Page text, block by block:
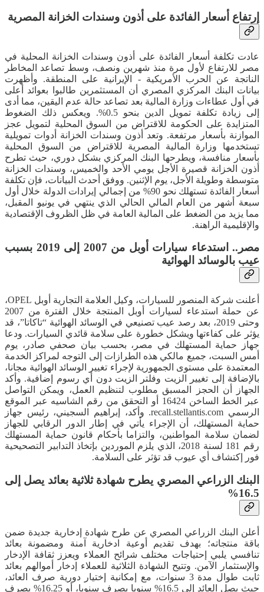
إرتفاع أسعار الفائدة على أذون وسندات الخزانة المصرية
عادت تكلفة أسعار الفائدة على أذون وسندات الخزانة المحلية في
مصر للارتفاع لأول مرة منذ شهرين ونصف، وسط تصاعد المخاطر
الناتجة عن الحرب الأمريكية - الإيرانية على المنطقة. وأظهرت
بيانات البنك المركزي المصري أن المستثمرين طالبوا بعوائد أعلى
في أول عطاءات وزارة المالية بعد تصاعد حالة عدم اليقين، مما أدى
إلى زيادة تكلفة تمويل الدين بنحو 0.5%. ويعكس ذلك الضغوط
المتزايدة على الحكومة للاقتراض من السوق المحلية لتمويل عجز
الموازنة بأسعار مرتفعة. وتعد أذون وسندات الخزانة أدوات تمويلية
تستخدمها وزارة المالية المصرية للاقتراض من السوق المحلية
بأسعار منافسة، ويطرحها البنك المركزي بشكل دوري، حيث تطرح
أذون الخزانة قصيرة الأجل يومي الأحد والخميس، وسندات الخزانة
متوسطة وطويلة الأجل، يوم الإثنين. ووفق أحدث البيانات، فإن تكلفة
أسعار الفائدة تستهلك نحو 90% من إجمالي إيرادات الدولة خلال أول
سبعة أشهر من العام المالي الحالي الذي ينتهي في يونيو المقبل،
مما يزيد من الضغط على المالية العامة في ظل الظروف الإقتصادية
والإقليمية الراهنة.
مصر.. استدعاء سيارات أوبل من 2007 إلى 2019 بسبب
عيب بالوسائد الهوائية
أعلنت شركة المنصور للسيارات، وكيل العلامة التجارية أوبل OPEL،
عن حملة استدعاء لسيارات أوبل المنتجة خلال الفترة من 2007
وحتى 2019، بعد رصد عيب تصنيعي في الوسائد الهوائية “تاكاتا”، قد
يؤثر على كفاءتها ويشكل خطورة على سلامة قائدي السيارات. ودعا
جهاز حماية المستهلك في مصر، بحسب بيان صحفي صادر، يوم
أمس السبت، جميع مالكي هذه الطرازات إلى التوجه لمراكز الخدمة
المعتمدة على مستوى الجمهورية لإجراء تغيير الوسائد الهوائية مجانا،
بالإضافة إلى تغيير الزيت وفلتر الزيت دون أي رسوم إضافية. وأكد
الجهاز أن الحجز المسبق مطلوب لتنظيم العمل، ويمكن التواصل
عبر الخط الساخن 16424 أو التحقق من رقم الشاسيه عبر الموقع
الرسمي recall.stellantis.com. وأكد، إبراهيم السجيني، رئيس جهاز
حماية المستهلك، أن الإجراء يأتي في إطار الدور الرقابي للجهاز
لضمان سلامة المواطنين، والتزاما بأحكام قانون حماية المستهلك
رقم 181 لسنة 2018، الذي يلزم الموردين بإتخاذ التدابير التصحيحية
فور إكتشاف أي عيوب قد تؤثر على السلامة.
البنك الزراعي المصري يطرح شهادة ثلاثية بعائد يصل إلى
16.5%
أعلن البنك الزراعي المصري عن طرح شهادة إدخارية جديدة ضمن
باقة منتجاته؛ بهدف تقديم أوعية ادخارية آمنة ومضمونة بعائد
تنافسي يلبي إحتياجات مختلف شرائح العملاء ويعزز ثقافة الإدخار
والإستثمار الآمن. وتتيح الشهادة الثلاثية للعملاء إدخار أموالهم بعائد
ثابت طوال مدة 3 سنوات، مع إمكانية إختيار دورية صرف العائد،
حيث يصل العائد إلى 16.5% سنويا يصرف سنويا، أو 16.25% يصرف